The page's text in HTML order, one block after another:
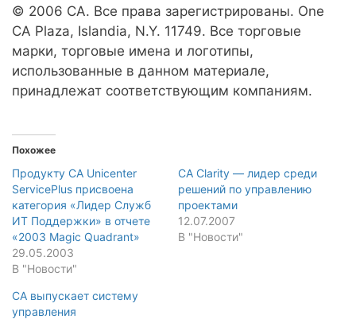
© 2006 CA. Все права зарегистрированы. One
CA Plaza, Islandia, N.Y. 11749. Все торговые
марки, торговые имена и логотипы,
использованные в данном материале,
принадлежат соответствующим компаниям.
Похожее
Продукту CA Unicenter
ServicePlus присвоена
категория «Лидер Служб
ИТ Поддержки» в отчете
«2003 Magic Quadrant»
29.05.2003
В "Новости"
CA Clarity — лидер среди
решений по управлению
проектами
12.07.2007
В "Новости"
CA выпускает систему
управления